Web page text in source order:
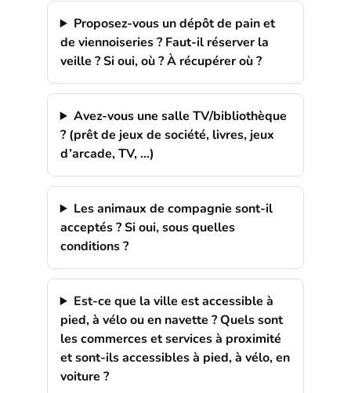
Proposez-vous un dépôt de pain et
de viennoiseries ? Faut-il réserver la
veille ? Si oui, où ? À récupérer où ?
Avez-vous une salle TV/bibliothèque
? (prêt de jeux de société, livres, jeux
d’arcade, TV, …)
Les animaux de compagnie sont-il
acceptés ? Si oui, sous quelles
conditions ?
Est-ce que la ville est accessible à
pied, à vélo ou en navette ? Quels sont
les commerces et services à proximité
et sont-ils accessibles à pied, à vélo, en
voiture ?